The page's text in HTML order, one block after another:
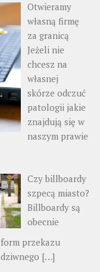
Otwieramy
własną firmę
za granicą
Jeżeli nie
chcesz na
własnej
skórze odczuć
patologii jakie
znajdują się w
naszym prawie
Czy billboardy
szpecą miasto?
Billboardy są
obecnie
przekazu
[…]